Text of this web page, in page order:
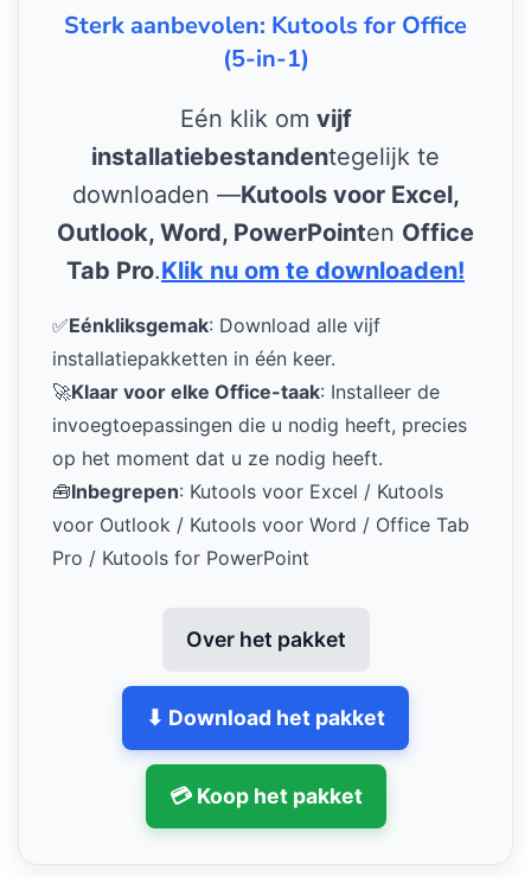
Sterk aanbevolen: Kutools for Office
(5-in-1)
Eén klik om vijf
installatiebestandentegelijk te
downloaden —Kutools voor Excel,
Outlook, Word, PowerPointen Office
Tab Pro.Klik nu om te downloaden!
✅Eénkliksgemak: Download alle vijf
installatiepakketten in één keer.
🚀Klaar voor elke Office-taak: Installeer de
invoegtoepassingen die u nodig heeft, precies
op het moment dat u ze nodig heeft.
🧰Inbegrepen: Kutools voor Excel / Kutools
voor Outlook / Kutools voor Word / Office Tab
Pro / Kutools for PowerPoint
Over het pakket
⬇ Download het pakket
💳 Koop het pakket